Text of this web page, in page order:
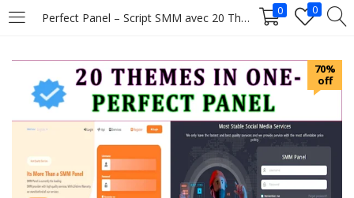
Perfect Panel – Script SMM avec 20 Thèmes Professionnels 0 0
LOGIN
Enter your username and password to login.
70%
off